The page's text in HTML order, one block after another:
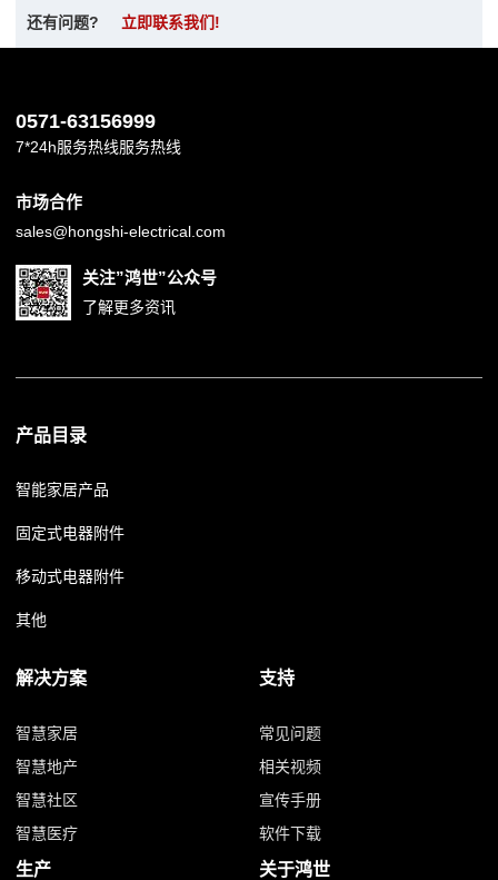
还有问题? 立即联系我们!
0571-63156999
7*24h服务热线服务热线
市场合作
sales@hongshi-electrical.com
关注”鸿世”公众号
了解更多资讯
产品目录
智能家居产品
固定式电器附件
移动式电器附件
其他
解决方案
智慧家居
智慧地产
智慧社区
智慧医疗
支持
常见问题
相关视频
宣传手册
软件下载
生产 关于鸿世